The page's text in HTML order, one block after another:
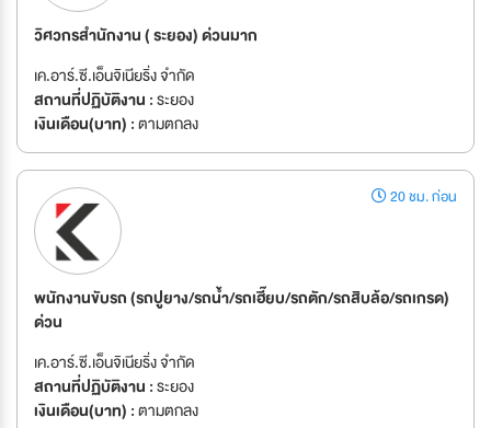
วิศวกรสำนักงาน ( ระยอง) ด่วนมาก
เค.อาร์.ซี.เอ็นจิเนียริ่ง จำกัด
สถานที่ปฏิบัติงาน :ระยอง
เงินเดือน(บาท) :ตามตกลง
20 ชม. ก่อน
พนักงานขับรถ (รถปูยาง/รถน้ำ/รถเฮี๊ยบ/รถตัก/รถสิบล้อ/รถเกรด)
ด่วน
เค.อาร์.ซี.เอ็นจิเนียริ่ง จำกัด
สถานที่ปฏิบัติงาน :ระยอง
เงินเดือน(บาท) :ตามตกลง